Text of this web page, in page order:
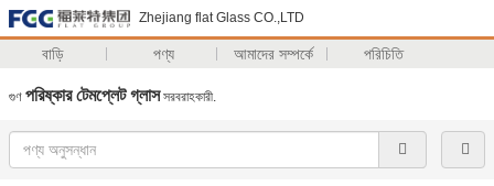
Zhejiang flat Glass CO.,LTD
বাড়ি পণ্য আমাদের সম্পর্কে পরিচিতি
গুণ পরিষ্কার টেমপ্লেট গ্লাসসরবরাহকারী.